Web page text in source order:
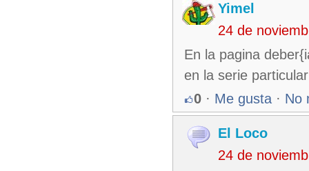
Yimel
24 de
En la pagina
en la serie particular
0 · Me gusta · No
El Loco
24 de